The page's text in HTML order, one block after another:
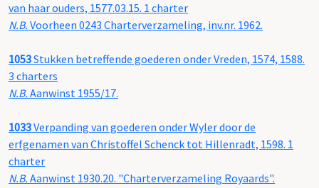
van haar ouders, 1577.03.15. 1 charter
N.B. Voorheen 0243 Charterverzameling, inv.nr. 1962.
1053Stukken betreffende goederen onder Vreden, 1574, 1588.
3 charters
N.B. Aanwinst 1955/17.
1033Verpanding van goederen onder Wyler door de
erfgenamen van Christoffel Schenck tot Hillenradt, 1598. 1
charter
N.B. Aanwinst 1930.20. "Charterverzameling Royaards".